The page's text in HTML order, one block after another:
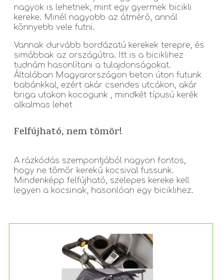
nagyok is lehetnek, mint egy gyermek bicikli
kereke. Minél nagyobb az átmérő, annál
könnyebb vele futni.
Vannak durvább bordázatú kerekek terepre, és
simábbak az országútra. Itt is a biciklihez
tudnám hasonlítani a tulajdonságokat.
Általában Magyarországon beton úton futunk
babánkkal, ezért akár csendes utcákon, akár
briga utakon kocogunk , mindkét típusú kerék
alkalmas lehet
Felfújható, nem tömör!
A rázkódás szempontjából nagyon fontos,
hogy ne tömör kerekű kocsival fussunk.
Mindenképp felfújható, szelepes kereke kell
legyen a kocsinak, hasonlóan egy biciklihez.